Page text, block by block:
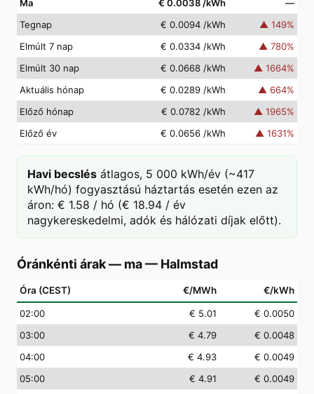
Ma € 0.0038 /kWh
—
Tegnap
€ 0.0094 /kWh ▲ 149%
Elmúlt 7 nap
€ 0.0334 /kWh ▲ 780%
Elmúlt 30 nap
€ 0.0668 /kWh ▲ 1664%
Aktuális hónap
€ 0.0289 /kWh ▲ 664%
Előző hónap
€ 0.0782 /kWh ▲ 1965%
Előző év
€ 0.0656 /kWh ▲ 1631%
Havi becslés átlagos, 5 000 kWh/év (~417
kWh/hó) fogyasztású háztartás esetén ezen az
áron: € 1.58 / hó (€ 18.94 / év
nagykereskedelmi, adók és hálózati díjak előtt).
Óránkénti árak — ma— Halmstad
Óra (CEST) €/MWh €/kWh
02:00 € 5.01
€ 0.0050
03:00 € 4.79
€ 0.0048
04:00 € 4.93
€ 0.0049
05:00 € 4.91
€ 0.0049